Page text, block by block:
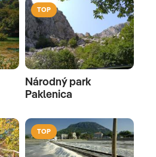
TOP
Národný park
Paklenica
TOP